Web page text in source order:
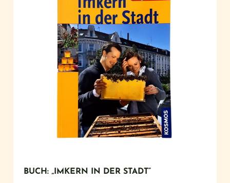
BUCH: „IMKERN IN DER STADT“